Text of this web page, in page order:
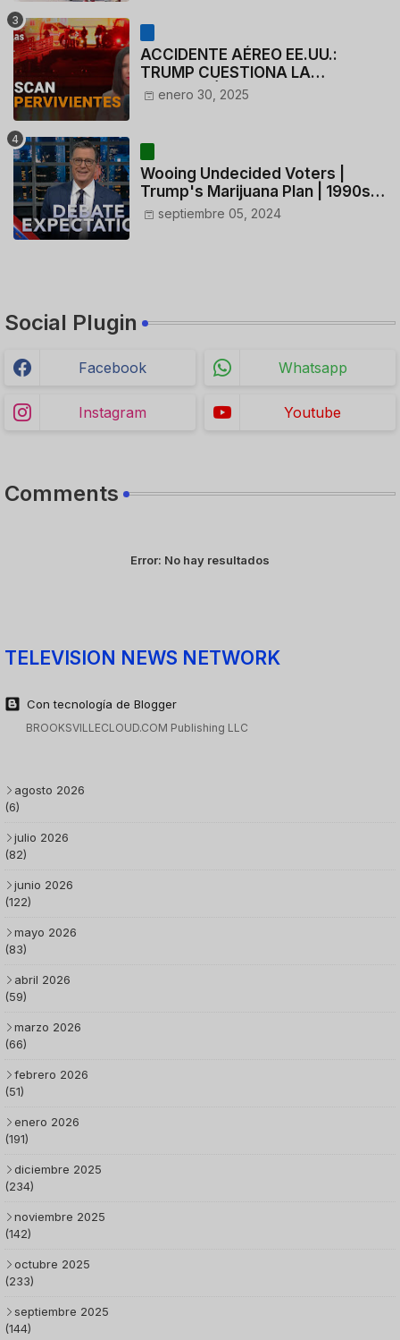
ACCIDENTE AÉREO EE.UU.:
TRUMP CUESTIONA LA
ACTUACIÓN DE LOS
enero 30, 2025
Wooing Undecided Voters |
Trump's Marijuana Plan | 1990s
Porn Expert Mark Robinson
septiembre 05, 2024
Social Plugin
Facebook Whatsapp
Instagram Youtube
Comments
Error: No hay resultados
TELEVISION NEWS NETWORK
Con tecnología de Blogger
BROOKSVILLECLOUD.COM Publishing LLC
agosto 2026
(6)
julio 2026
(82)
junio 2026
(122)
mayo 2026
(83)
abril 2026
(59)
marzo 2026
(66)
febrero 2026
(51)
enero 2026
(191)
diciembre 2025
(234)
noviembre 2025
(142)
octubre 2025
(233)
septiembre 2025
(144)